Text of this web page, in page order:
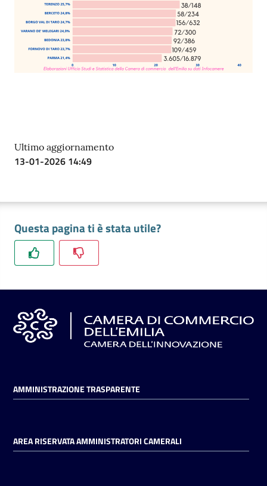
Ultimo aggiornamento
13-01-2026 14:49
Questa pagina ti è stata utile?
AMMINISTRAZIONE TRASPARENTE
AREA RISERVATA AMMINISTRATORI CAMERALI